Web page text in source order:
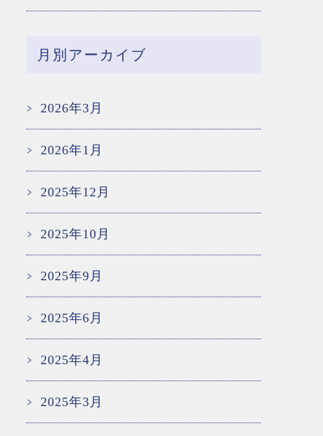
月別アーカイブ
2026年3月
2026年1月
2025年12月
2025年10月
2025年9月
2025年6月
2025年4月
2025年3月